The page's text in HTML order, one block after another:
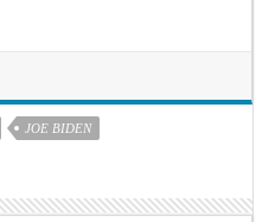
JOE BIDEN